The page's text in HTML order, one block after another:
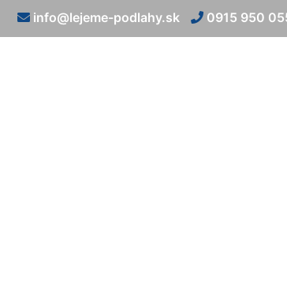
info@lejeme-podlahy.sk 0915 950